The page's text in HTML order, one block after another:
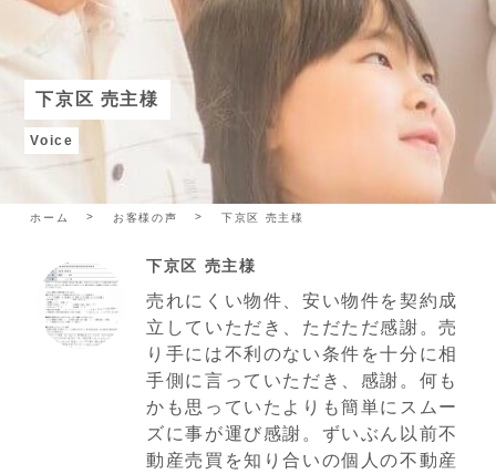
下京区 売主様
Voice
ホーム お客様の声 下京区 売主様
下京区 売主様
売れにくい物件、安い物件を契約成
立していただき、ただただ感謝。売
り手には不利のない条件を十分に相
手側に言っていただき、感謝。何も
かも思っていたよりも簡単にスムー
ズに事が運び感謝。ずいぶん以前不
動産売買を知り合いの個人の不動産